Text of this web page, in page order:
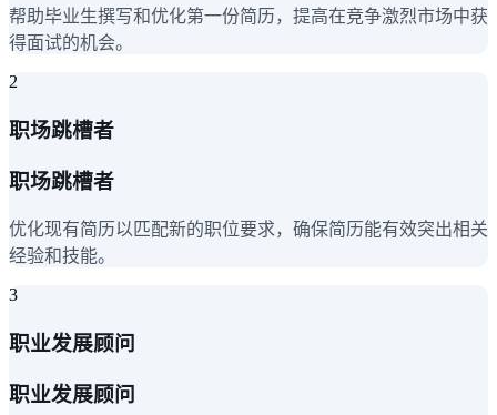
帮助毕业生撰写和优化第一份简历，提高在竞争激烈市场中获
得面试的机会。
2
职场跳槽者
职场跳槽者
优化现有简历以匹配新的职位要求，确保简历能有效突出相关
经验和技能。
3
职业发展顾问
职业发展顾问